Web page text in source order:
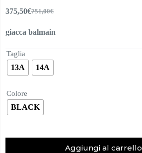
751,00€
Il
originale
751,00€.
375,50€Il
attuale
375,50€.
giacca balmain
Taglia
13A 14A
Colore
BLACK
Aggiungi al carrello